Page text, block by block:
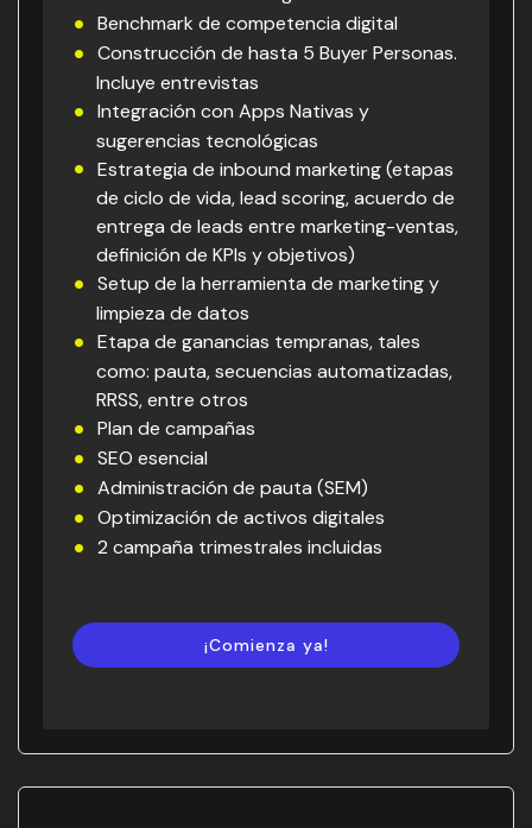
Benchmark de competencia digital
Construcción de hasta 5 Buyer Personas.
Incluye entrevistas
Integración con Apps Nativas y
sugerencias tecnológicas
Estrategia de inbound marketing (etapas
de ciclo de vida, lead scoring, acuerdo de
entrega de leads entre marketing-ventas,
definición de KPIs y objetivos)
Setup de la herramienta de marketing y
limpieza de datos
Etapa de ganancias tempranas, tales
como: pauta, secuencias automatizadas,
RRSS, entre otros
Plan de campañas
SEO esencial
Administración de pauta (SEM)
Optimización de activos digitales
2 campaña trimestrales incluidas
¡Comienza ya!